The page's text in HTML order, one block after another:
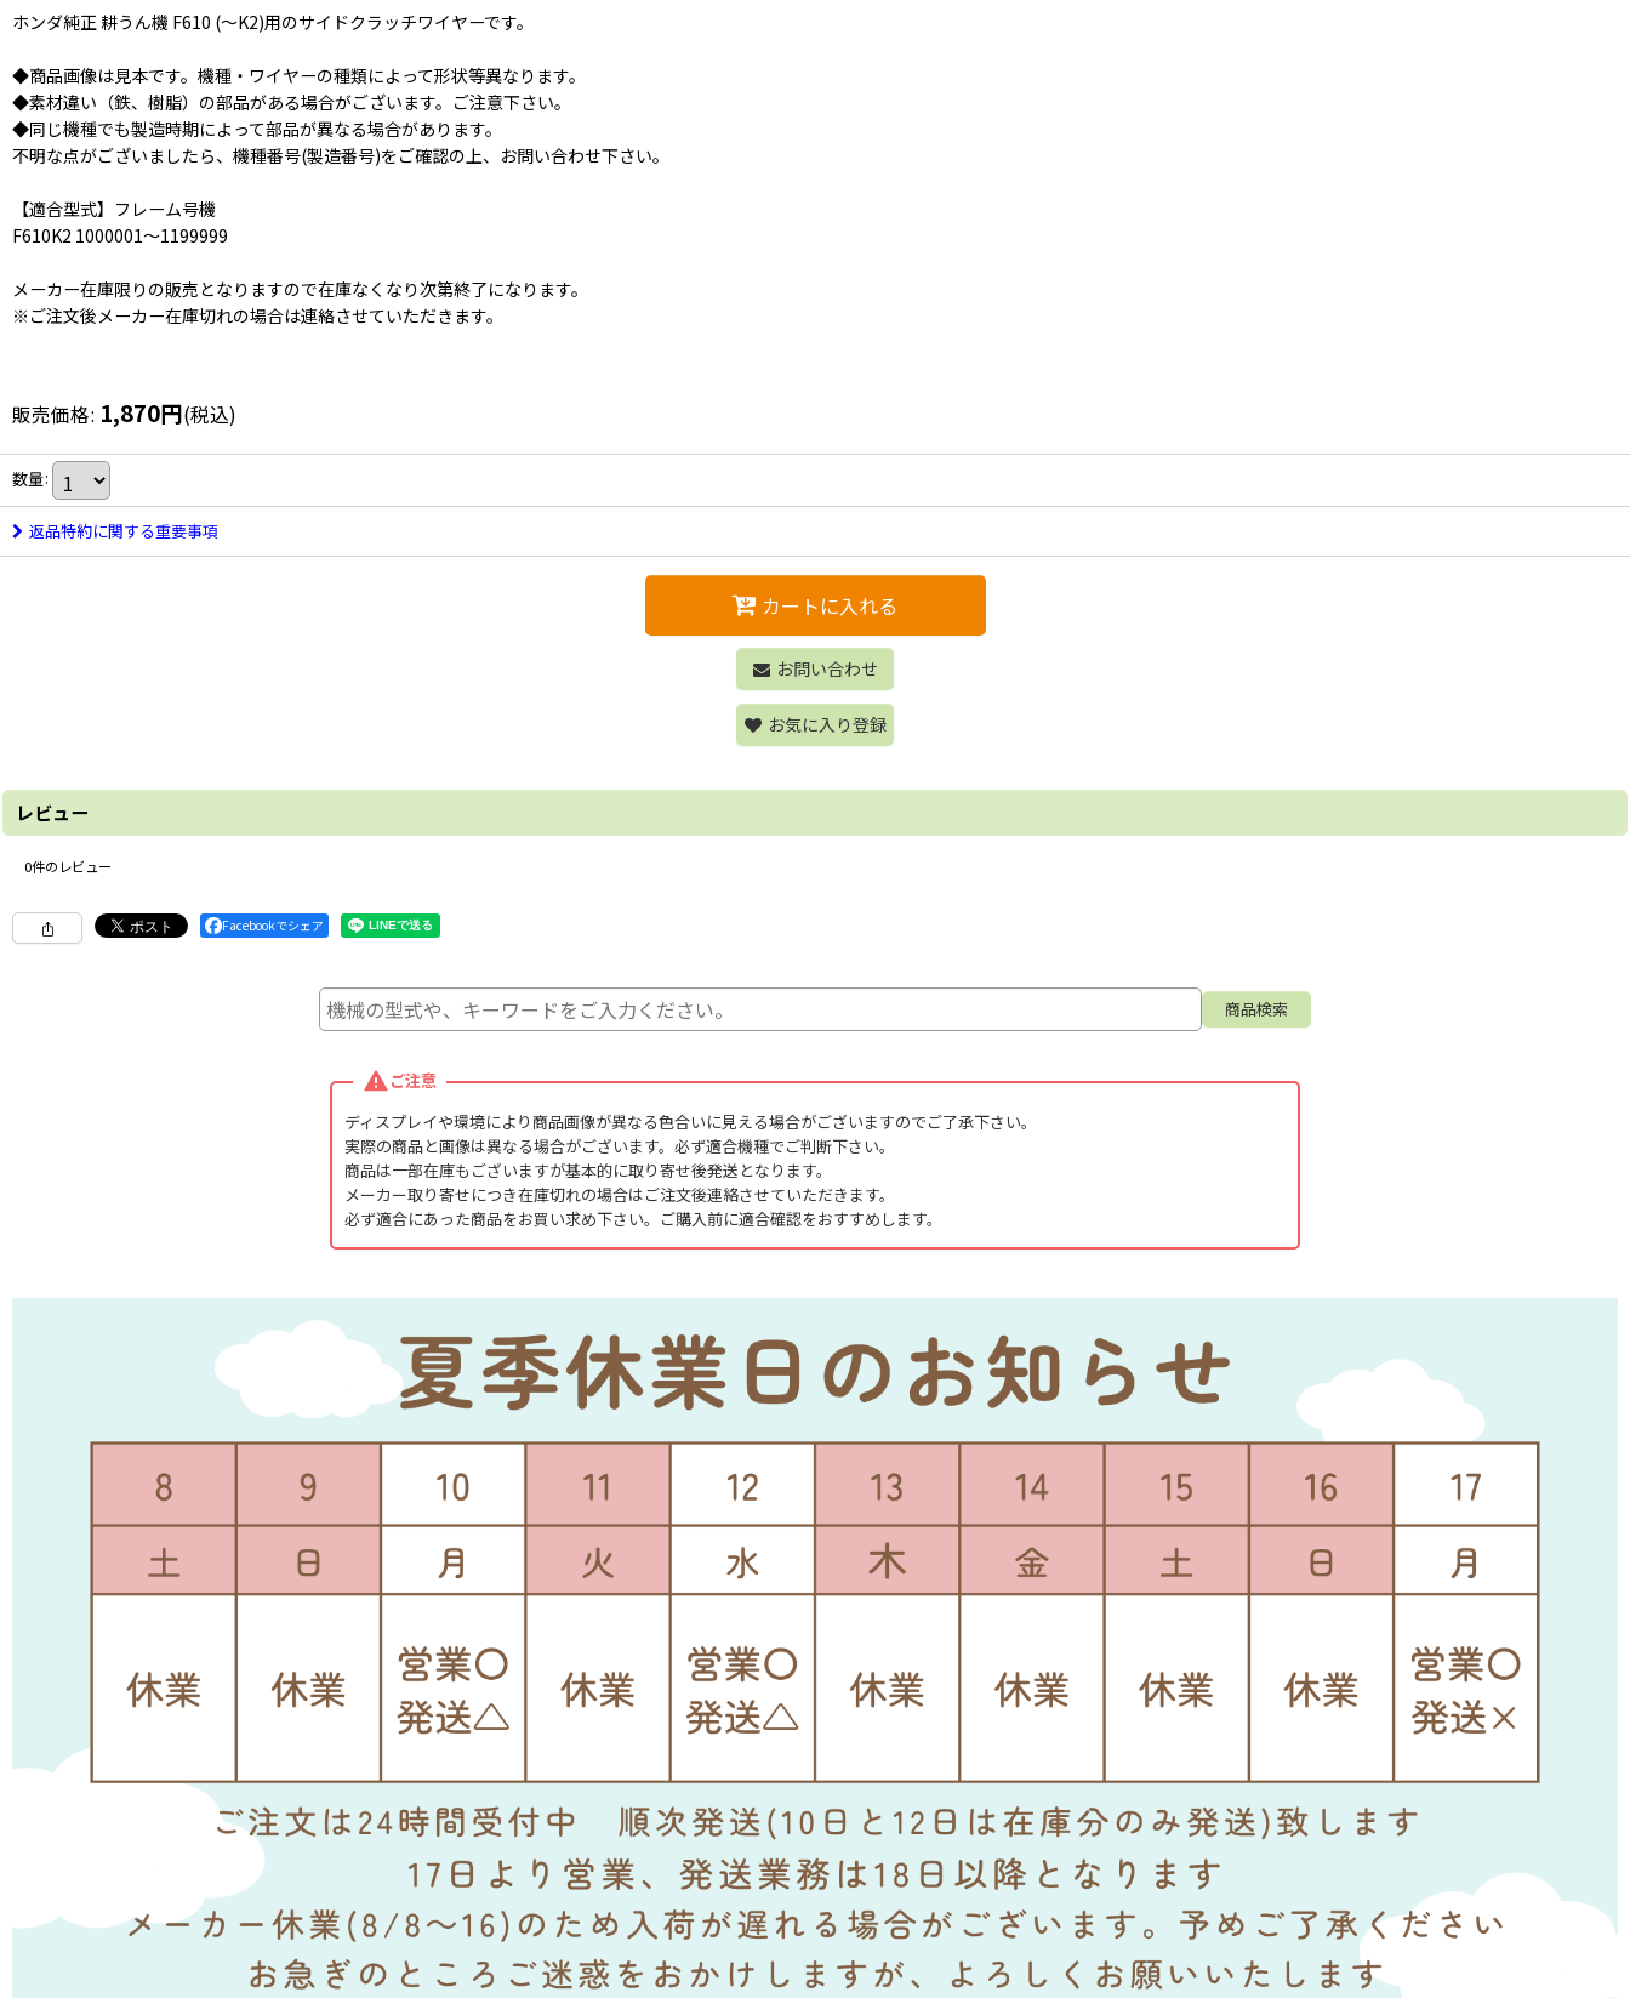
ホンダ純正 耕うん機 F610 (〜K2)用のサイドクラッチワイヤーです。
◆商品画像は見本です。機種・ワイヤーの種類によって形状等異なります。
◆素材違い（鉄、樹脂）の部品がある場合がございます。ご注意下さい。
◆同じ機種でも製造時期によって部品が異なる場合があります。
不明な点がございましたら、機種番号(製造番号)をご確認の上、お問い合わせ下さい。
【適合型式】フレーム号機
F610K2 1000001〜1199999
メーカー在庫限りの販売となりますので在庫なくなり次第終了になります。
※ご注文後メーカー在庫切れの場合は連絡させていただきます。
販売価格: 1,870円(税込)
数量:
返品特約に関する重要事項
カートに入れる
お問い合わせ
お気に入り登録
レビュー
0件のレビュー
Facebookでシェア
ご注意
ディスプレイや環境により商品画像が異なる色合いに見える場合がございますのでご了承下さい。
実際の商品と画像は異なる場合がございます。必ず適合機種でご判断下さい。
商品は一部在庫もございますが基本的に取り寄せ後発送となります。
メーカー取り寄せにつき在庫切れの場合はご注文後連絡させていただきます。
必ず適合にあった商品をお買い求め下さい。ご購入前に適合確認をおすすめします。